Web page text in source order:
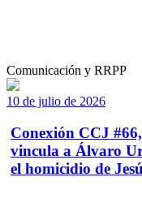
Comunicación y RRPP
10 de julio de 2026
Conexión CCJ
vincula a Álvaro
el homicidio de